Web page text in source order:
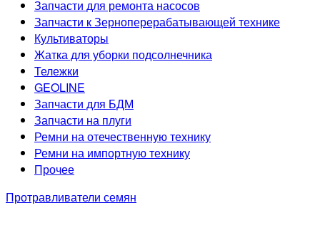
Запчасти для ремонта насосов
Запчасти к Зерноперерабатывающей технике
Культиваторы
Жатка для уборки подсолнечника
Тележки
GEOLINE
Запчасти для БДМ
Запчасти на плуги
Ремни на отечественную технику
Ремни на импортную технику
Прочее
Протравливатели семян